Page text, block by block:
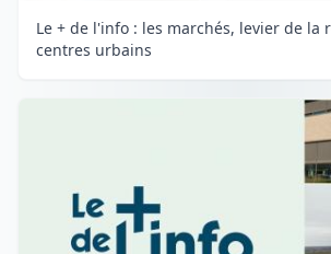
Le + de l'info : les marchés, levier de la
centres urbains